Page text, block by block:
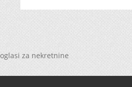
oglasi za nekretnine